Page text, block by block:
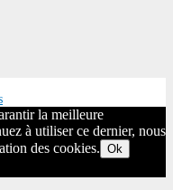
la meilleure
à utiliser ce dernier, nous
des cookies. Ok